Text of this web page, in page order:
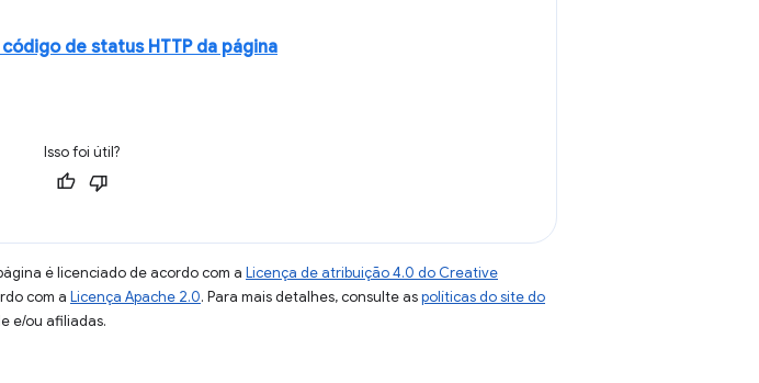
de status HTTP da página
Isso foi útil?
é licenciado de acordo com a Licença de atribuição 4.0 do Creative
com a Licença Apache 2.0. Para mais detalhes, consulte aspolíticas do site do
e/ou afiliadas.